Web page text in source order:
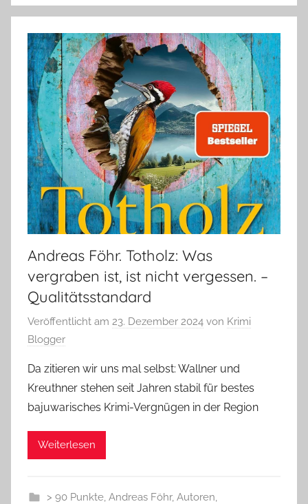
Andreas Föhr. Totholz: Was
vergraben ist, ist nicht vergessen. –
Qualitätsstandard
Veröffentlicht am 23. Dezember 2024 von Krimi
Blogger
Da zitieren wir uns mal selbst: Wallner und
Kreuthner stehen seit Jahren stabil für bestes
bajuwarisches Krimi-Vergnügen in der Region
Weiterlesen
> 90 Punkte, Andreas Föhr, Autoren,